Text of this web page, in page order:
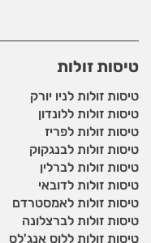
טיסות זולות
טיסות זולות לניו יורק
טיסות זולות ללונדון
טיסות זולות לפריז
טיסות זולות לבנגקוק
טיסות זולות לברלין
טיסות זולות לדובאי
טיסות זולות לאמסטרדם
טיסות זולות לברצלונה
טיסות זולות ללוס אנג'לס